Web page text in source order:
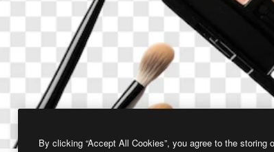
By clicking “Accept All Cookies”, you agree to the